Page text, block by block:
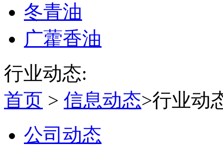
冬青油
广藿香油
行业动态:
首页 > 信息动态>行业动
公司动态